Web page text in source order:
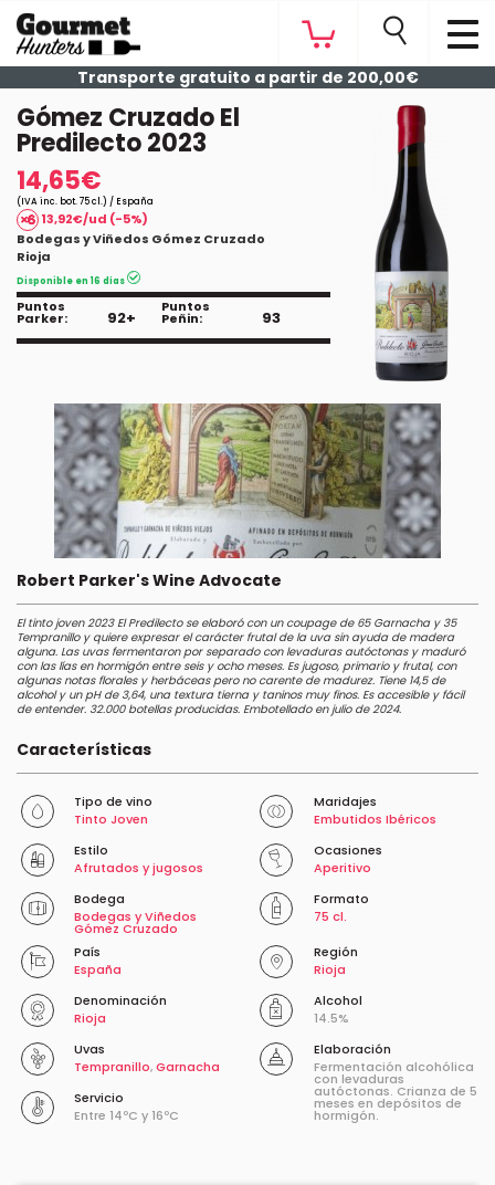
Transporte gratuito a partir de 200,00€
Gómez Cruzado El
Predilecto 2023
14,65€
(IVA inc. bot. 75 cl.) / España
13,92€/ud (-5%)
Bodegas y Viñedos Gómez Cruzado
Rioja
Disponible en 16 días
Puntos
Parker: 92+
Puntos
Peñin: 93
Robert Parker's Wine Advocate
El tinto joven 2023 El Predilecto se elaboró con un coupage de 65 Garnacha y 35
Tempranillo y quiere expresar el carácter frutal de la uva sin ayuda de madera
alguna. Las uvas fermentaron por separado con levaduras autóctonas y maduró
con las lías en hormigón entre seis y ocho meses. Es jugoso, primario y frutal, con
algunas notas florales y herbáceas pero no carente de madurez. Tiene 14,5 de
alcohol y un pH de 3,64, una textura tierna y taninos muy finos. Es accesible y fácil
de entender. 32.000 botellas producidas. Embotellado en julio de 2024.
Características
Tipo de vino
Tinto Joven
Maridajes
Embutidos Ibéricos
Estilo
Afrutados y jugosos
Ocasiones
Aperitivo
Bodega
Bodegas y Viñedos
Gómez Cruzado
Formato
75 cl.
País
España
Región
Rioja
Denominación
Rioja
Alcohol
14.5%
Uvas
Tempranillo,Garnacha
Servicio
Entre 14ºC y 16ºC
Elaboración
Fermentación alcohólica
con levaduras
autóctonas. Crianza de 5
meses en depósitos de
hormigón.